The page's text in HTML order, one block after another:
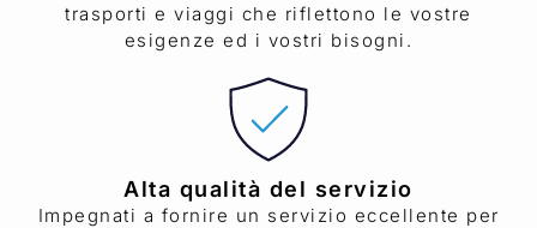
trasporti e viaggi che riflettono le vostre
esigenze ed i vostri bisogni.
Alta qualità del servizio
Impegnati a fornire un servizio eccellente per